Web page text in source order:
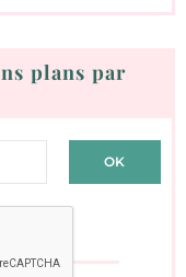
plans par